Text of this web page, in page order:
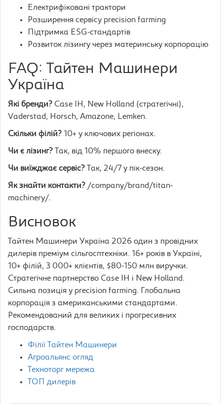
Електрифіковані трактори
Розширення сервісу precision farming
Підтримка ESG-стандартів
Розвиток лізингу через материнську корпорацію
FAQ: Тайтен Машинери
Україна
Які бренди? Case IH, New Holland (стратегічні),
Vaderstad, Horsch, Amazone, Lemken.
Скільки філій? 10+ у ключових регіонах.
Чи є лізинг? Так, від 10% першого внеску.
Чи виїжджає сервіс? Так, 24/7 у пік-сезон.
Як знайти контакти? /company/brand/titan-
machinery/.
Висновок
Тайтен Машинери Україна 2026 один з провідних
дилерів преміум сільгосптехніки. 16+ років в Україні,
10+ філій, 3 000+ клієнтів, $80-150 млн виручки.
Стратегічне партнерство Case IH і New Holland.
Сильна позиція у precision farming. Глобальна
корпорація з американськими стандартами.
Рекомендований для великих і прогресивних
господарств.
Філії Тайтен Машинери
Агроальянс огляд
Техноторг мережа
ТОП дилерів